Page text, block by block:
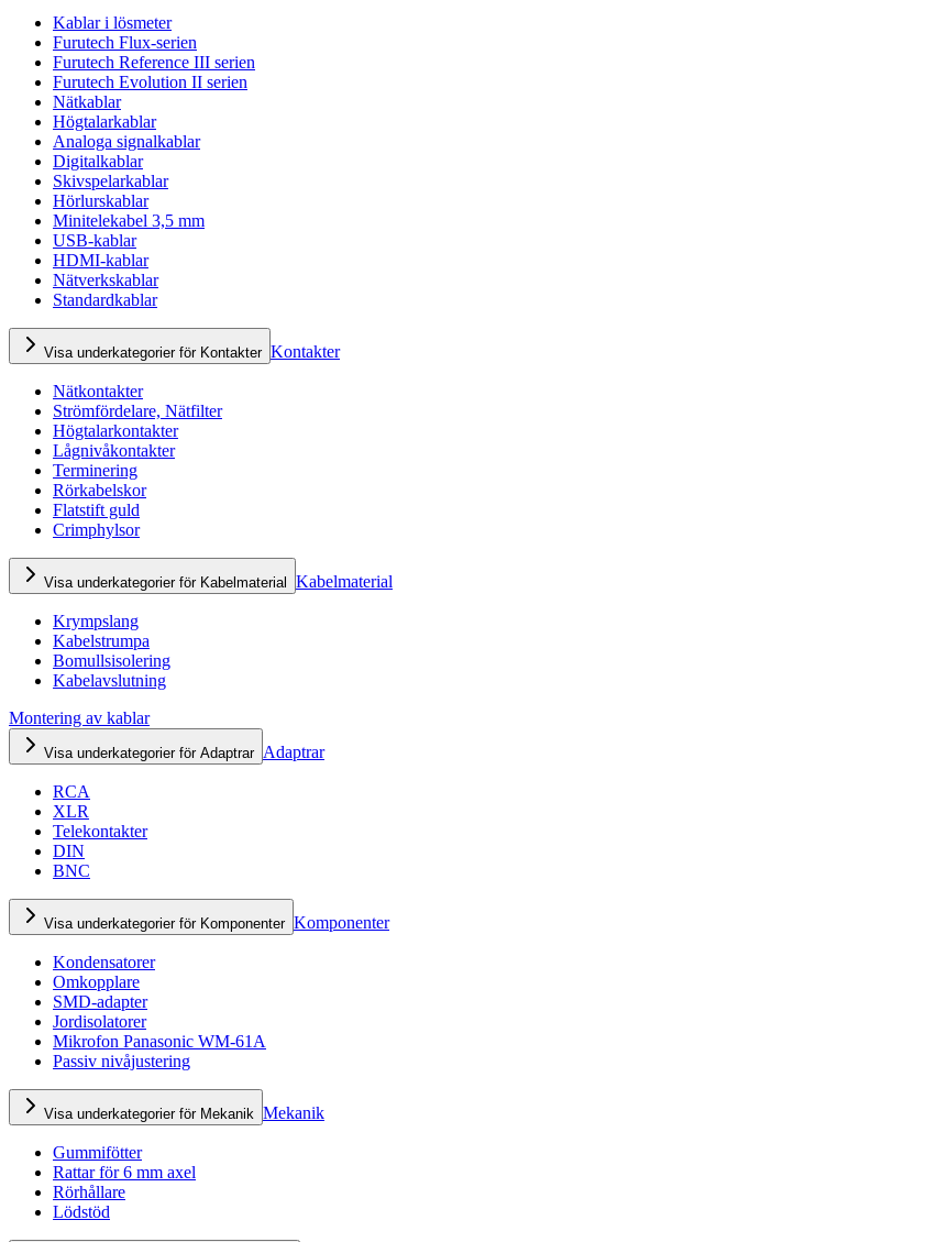
Kablar i lösmeter
Furutech Flux-serien
Furutech Reference III serien
Furutech Evolution II serien
Nätkablar
Högtalarkablar
Analoga signalkablar
Digitalkablar
Skivspelarkablar
Hörlurskablar
Minitelekabel 3,5 mm
USB-kablar
HDMI-kablar
Nätverkskablar
Standardkablar
Visa underkategorier för Kontakter Kontakter
Nätkontakter
Strömfördelare, Nätfilter
Högtalarkontakter
Lågnivåkontakter
Terminering
Rörkabelskor
Flatstift guld
Crimphylsor
Visa underkategorier för Kabelmaterial Kabelmaterial
Krympslang
Kabelstrumpa
Bomullsisolering
Kabelavslutning
Montering av kablar
Visa underkategorier för Adaptrar Adaptrar
RCA
XLR
Telekontakter
DIN
BNC
Visa underkategorier för Komponenter Komponenter
Kondensatorer
Omkopplare
SMD-adapter
Jordisolatorer
Mikrofon Panasonic WM-61A
Passiv nivåjustering
Visa underkategorier för Mekanik Mekanik
Gummifötter
Rattar för 6 mm axel
Rörhållare
Lödstöd